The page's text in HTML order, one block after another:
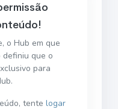
o Hub em que
que o
para
tente logar